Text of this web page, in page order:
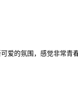
爱的氛围，感觉非常青